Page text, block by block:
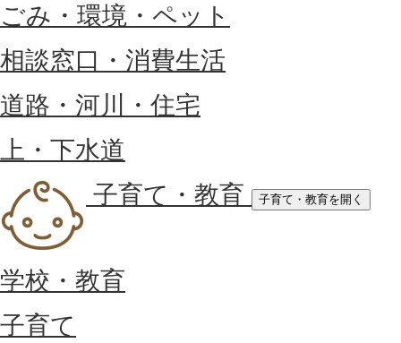
ごみ・環境・ペット
相談窓口・消費生活
道路・河川・住宅
上・下水道
子育て・教育
子育て・教育を開く
学校・教育
子育て